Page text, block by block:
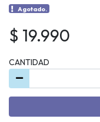
Agotado.
$ 19.990
CANTIDAD